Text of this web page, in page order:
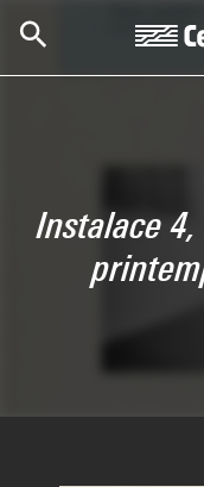
Instalace